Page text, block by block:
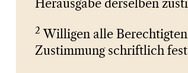
Herausgabe derselben
2 Willigen alle
Zustimmung schriftlich